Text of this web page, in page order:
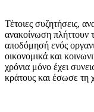
Τέτοιες συζητήσεις,
ανακοίνωση πλήττουν
αποδόμησή ενός
οικονομικά και
χρόνια μόνο έχει
κράτους και έσωσε τη